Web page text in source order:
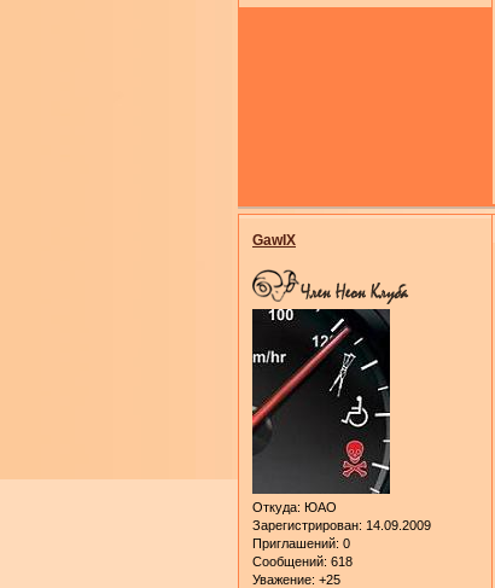
GawIX
Откуда: ЮАО
Зарегистрирован: 14.09.2009
Приглашений: 0
Сообщений: 618
Уважение: +25